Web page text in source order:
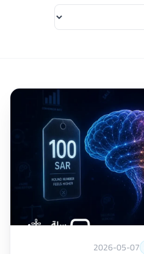
2026-05-07